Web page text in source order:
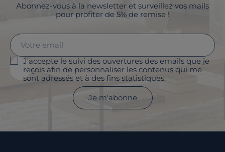
Abonnez-vous à la newsletter et surveillez vos mails
pour profiter de 5% de remise !
J'accepte le suivi des ouvertures des emails que je
reçois afin de personnaliser les contenus qui me
sont adressés et à des fins statistiques.
Je m'abonne